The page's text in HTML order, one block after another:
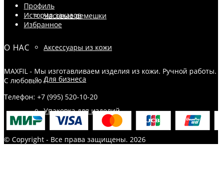
Часовые ремешки
Аксессуары из кожи
Для бизнеса
Упаковка для изделий
Профиль
История заказов
Избранное
О НАС
MAXFIL - Мы изготавливаем изделия из кожи. Ручной работы.
С любовью !
Телефон: +7 (995) 520-10-20
© Copyright - Все права защищены. 2026